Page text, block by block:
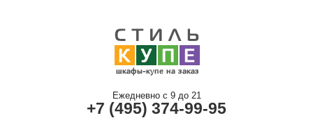
Ежедневно с 9 до 21
+7 (495) 374-99-95